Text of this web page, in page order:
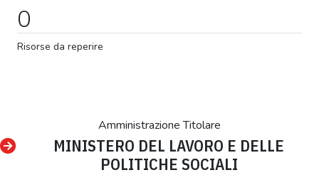
0
Risorse da reperire
Amministrazione Titolare
MINISTERO DEL LAVORO E DELLE
POLITICHE SOCIALI